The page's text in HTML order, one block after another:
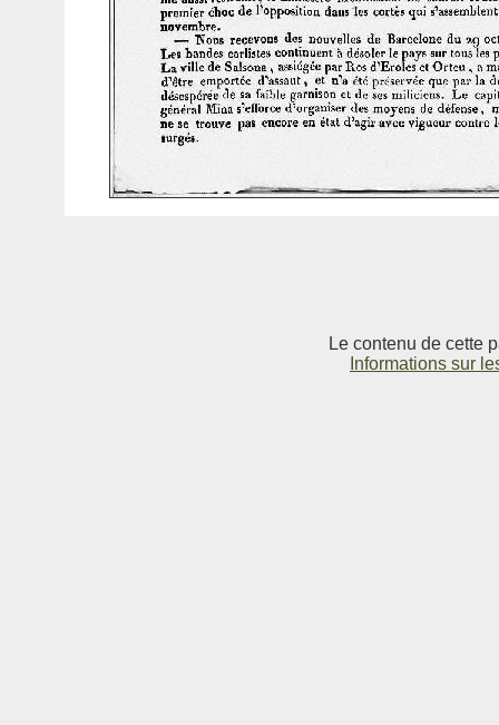
Le contenu de cette
Informations sur